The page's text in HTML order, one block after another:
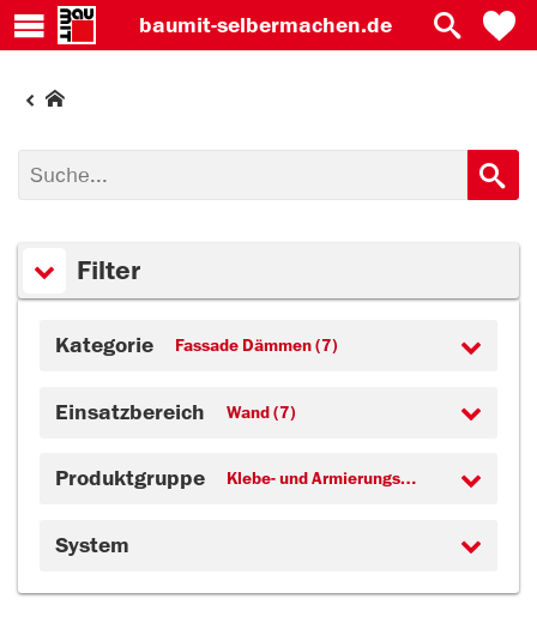
baumit-selbermachen.de
Filter
Kategorie Fassade Dämmen (7)
Einsatzbereich Wand (7)
Produktgruppe Klebe- und Armierungsmörtel (7)
System